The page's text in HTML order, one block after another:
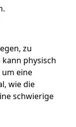
zu
physisch
eine
wie die
schwierige